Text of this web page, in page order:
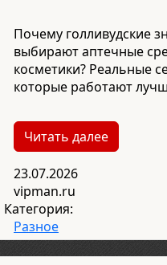
Почему голливудские
выбирают аптечные
косметики? Реальные
которые работают
Читать далее
23.07.2026
vipman.ru
Категория:
Разное